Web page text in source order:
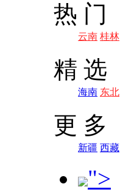
热 门
云南 桂林
精 选
海南 东北
更 多
新疆 西藏
">